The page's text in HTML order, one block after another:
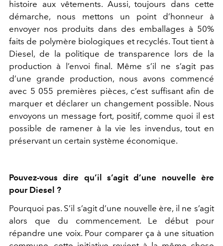
histoire aux vêtements. Aussi, toujours dans cette
démarche, nous mettons un point d’honneur à
envoyer nos produits dans des emballages à 50%
faits de polymère biologiques et recyclés. Tout tient à
Diesel, de la politique de transparence lors de la
production à l’envoi final. Même s’il ne s’agit pas
d’une grande production, nous avons commencé
avec 5 055 premières pièces, c’est suffisant afin de
marquer et déclarer un changement possible. Nous
envoyons un message fort, positif, comme quoi il est
possible de ramener à la vie les invendus, tout en
préservant un certain système économique.
Pouvez-vous dire qu’il s’agit d’une nouvelle ère
pour Diesel ?
Pourquoi pas. S’il s’agit d’une nouvelle ère, il ne s’agit
alors que du commencement. Le début pour
répandre une voix. Pour comparer ça à une situation